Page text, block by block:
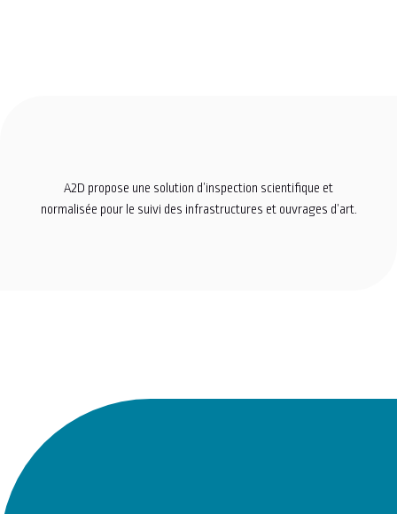
A2D propose une solution d’inspection scientifique et
normalisée pour le suivi des infrastructures et ouvrages d’art.